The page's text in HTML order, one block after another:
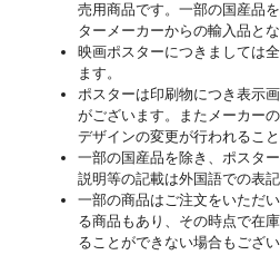
売用商品です。一部の国産品
ターメーカーからの輸入品とな
映画ポスターにつきましては
ます。
ポスターは印刷物につき表示
がございます。またメーカー
デザインの変更が行われること
一部の国産品を除き、ポスタ
説明等の記載は外国語での表記
一部の商品はご注文をいただ
る商品もあり、その時点で在
ることができない場合もござ